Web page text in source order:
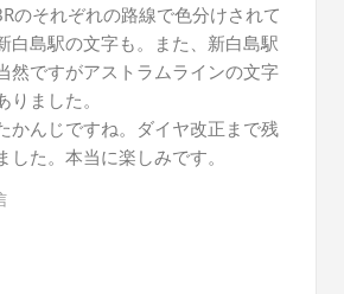
のそれぞれの路線で色分けされて
白島駅の文字も。また、新白島駅
然ですがアストラムラインの文字
ました。
かんじですね。ダイヤ改正まで残
した。本当に楽しみです。